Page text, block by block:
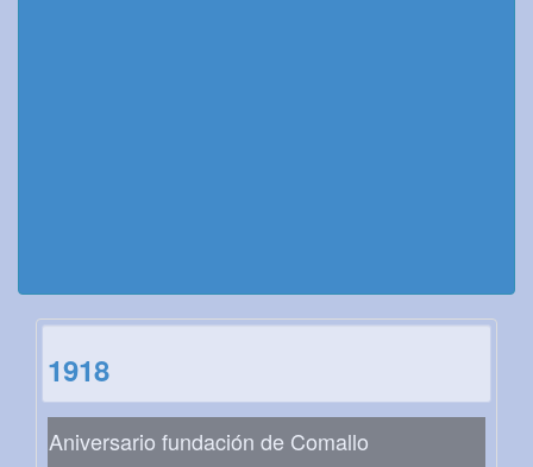
1918
Aniversario fundación de Comallo